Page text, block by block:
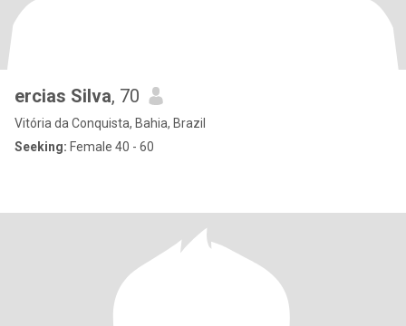
ercias Silva, 70
Vitória da Conquista, Bahia, Brazil
Seeking: Female 40 - 60